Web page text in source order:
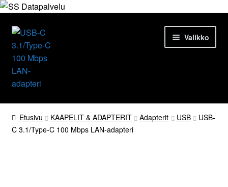
Siirry
navigointiin
Siirry
sisältöön
Valikko
Etusivu
Tuotteet
Etusivu KAAPELIT & ADAPTERIT Adapterit USB
USB-
C 3.1/Type-C 100 Mbps LAN-adapteri